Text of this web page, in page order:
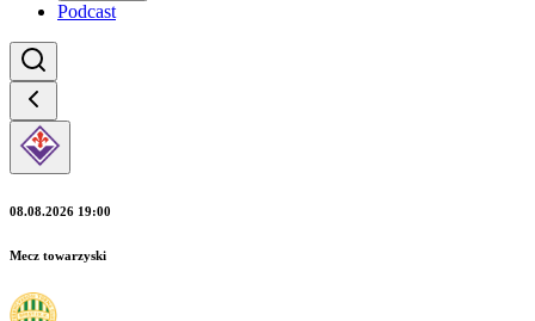
Podcast
08.08.2026 19:00
Mecz towarzyski